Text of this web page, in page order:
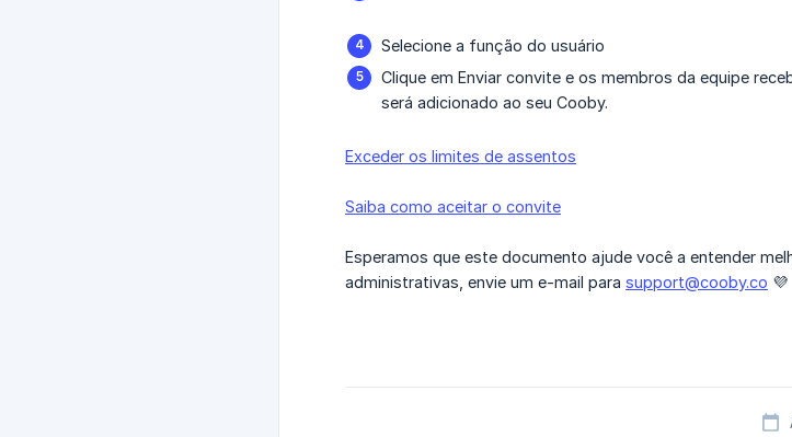
Selecione a função do usuário
Clique em Enviar convite e os membros da equipe
será adicionado ao seu Cooby.
Exceder os limites de assentos
Saiba como aceitar o convite
Esperamos que este documento ajude você a entender
administrativas, envie um e-mail para support@cooby.co 💜